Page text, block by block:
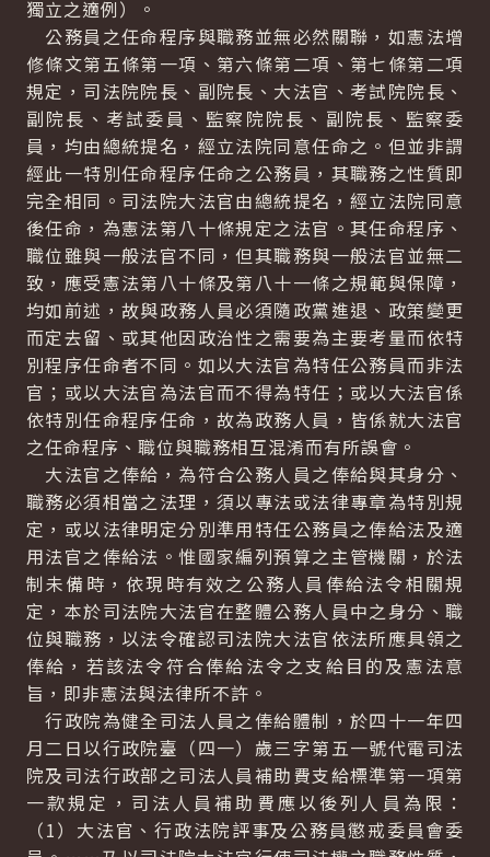
獨立之適例）。
公務員之任命程序與職務並無必然關聯，如憲法增
修條文第五條第一項、第六條第二項、第七條第二項
規定，司法院院長、副院長、大法官、考試院院長、
副院長、考試委員、監察院院長、副院長、監察委
員，均由總統提名，經立法院同意任命之。但並非謂
經此一特別任命程序任命之公務員，其職務之性質即
完全相同。司法院大法官由總統提名，經立法院同意
後任命，為憲法第八十條規定之法官。其任命程序、
職位雖與一般法官不同，但其職務與一般法官並無二
致，應受憲法第八十條及第八十一條之規範與保障，
均如前述，故與政務人員必須隨政黨進退、政策變更
而定去留、或其他因政治性之需要為主要考量而依特
別程序任命者不同。如以大法官為特任公務員而非法
官；或以大法官為法官而不得為特任；或以大法官係
依特別任命程序任命，故為政務人員，皆係就大法官
之任命程序、職位與職務相互混淆而有所誤會。
大法官之俸給，為符合公務人員之俸給與其身分、
職務必須相當之法理，須以專法或法律專章為特別規
定，或以法律明定分別準用特任公務員之俸給法及適
用法官之俸給法。惟國家編列預算之主管機關，於法
制未備時，依現時有效之公務人員俸給法令相關規
定，本於司法院大法官在整體公務人員中之身分、職
位與職務，以法令確認司法院大法官依法所應具領之
俸給，若該法令符合俸給法令之支給目的及憲法意
旨，即非憲法與法律所不許。
行政院為健全司法人員之俸給體制，於四十一年四
月二日以行政院臺（四一）歲三字第五一號代電司法
院及司法行政部之司法人員補助費支給標準第一項第
一款規定，司法人員補助費應以後列人員為限：
（1）大法官、行政法院評事及公務員懲戒委員會委